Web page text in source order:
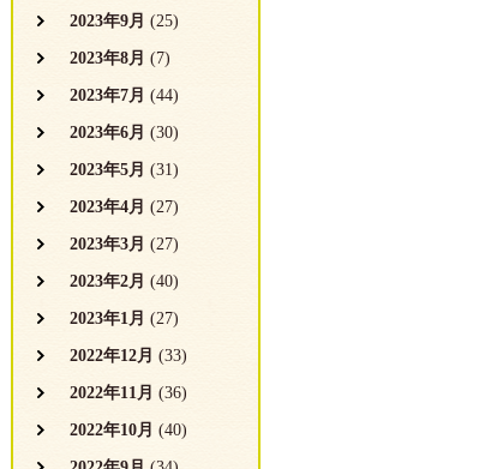
2023年9月 (25)
2023年8月 (7)
2023年7月 (44)
2023年6月 (30)
2023年5月 (31)
2023年4月 (27)
2023年3月 (27)
2023年2月 (40)
2023年1月 (27)
2022年12月 (33)
2022年11月 (36)
2022年10月 (40)